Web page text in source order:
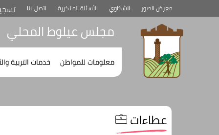
معرض الصور الشكاوي الأسئلة المتكررة اتصل بنا
مجلس عيلوط المحلي
معلومات للمواطناضغط
لسماع
القائمة
خدمات التربيةاضغط
القائمة
عطاءات